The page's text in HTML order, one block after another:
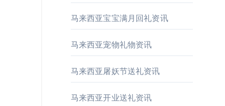
马来西亚宝宝满月回礼资讯
马来西亚宠物礼物资讯
马来西亚屠妖节送礼资讯
马来西亚开业送礼资讯